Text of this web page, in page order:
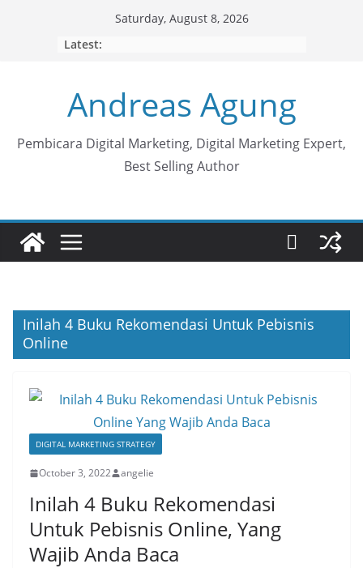
Saturday, August 8, 2026
Latest:
Andreas Agung
Pembicara Digital Marketing, Digital Marketing Expert,
Best Selling Author
Inilah 4 Buku Rekomendasi Untuk Pebisnis
Online
DIGITAL MARKETING STRATEGY
October 3, 2022 angelie
Inilah 4 Buku Rekomendasi
Untuk Pebisnis Online, Yang
Wajib Anda Baca